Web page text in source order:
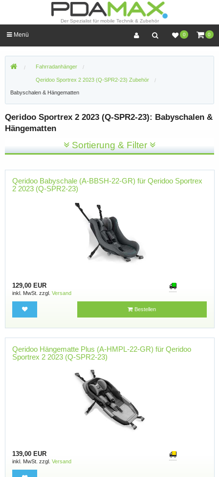
Der Spezialist für mobile Technik & Zubehör
0 0
Menü
Fahrradanhänger
Qeridoo Sportrex 2 2023 (Q-SPR2-23) Zubehör
Babyschalen & Hängematten
Qeridoo Sportrex 2 2023 (Q-SPR2-23): Babyschalen &
Hängematten
Sortierung & Filter
Qeridoo Babyschale (A-BBSH-22-GR) für Qeridoo Sportrex
2 2023 (Q-SPR2-23)
129,00 EUR
inkl. MwSt. zzgl. Versand
Bestellen
Qeridoo Hängematte Plus (A-HMPL-22-GR) für Qeridoo
Sportrex 2 2023 (Q-SPR2-23)
139,00 EUR
inkl. MwSt. zzgl. Versand